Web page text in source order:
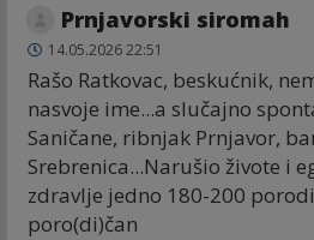
Prnjavorski siromah
14.05.2026 22:51
Rašo Ratkovac, beskućnik,
nasvoje ime...a slučajno
Saničane, ribnjak Prnjavor,
Srebrenica...Narušio živote i
zdravlje jedno 180-200
poro(di)čan